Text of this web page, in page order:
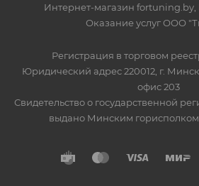
Интернет-магазин fortuning.by,
Оказание услуг ООО
Регистрация в торговом
Юридический адрес 220012, г.
офис 203
Свидетельство о государственной
выдано Минским